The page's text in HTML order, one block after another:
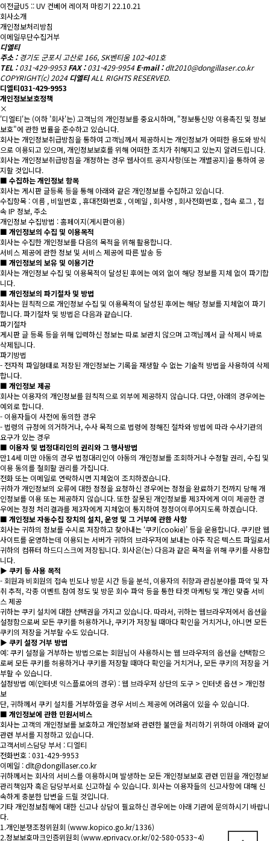
이전글U5 :: UV 컨베어 레이저 마킹기 22.10.21
회사소개
개인정보처리방침
이메일무단수집거부
디엘티
주소 : 경기도 군포시 고산로 166, SK벤티움 102-401호
TEL :031-429-9953 FAX :031-429-9954 E-mail :dlt2010@dongillaser.co.kr
COPYRIGHT(c) 2024디엘티ALL RIGHTS RESERVED.
디엘티031-429-9953
개인정보보호정책
×
'디엘티'는 (이하 '회사'는) 고객님의 개인정보를 중요시하며, "정보통신망 이용촉진 및 정보
보호"에 관한 법률을 준수하고 있습니다.
회사는 개인정보취급방침을 통하여 고객님께서 제공하시는 개인정보가 어떠한 용도와 방식
으로 이용되고 있으며, 개인정보보호를 위해 어떠한 조치가 취해지고 있는지 알려드립니다.
회사는 개인정보취급방침을 개정하는 경우 웹사이트 공지사항(또는 개별공지)을 통하여 공
지할 것입니다.
■ 수집하는 개인정보 항목
회사는 게시판 글등록 등을 통해 아래와 같은 개인정보를 수집하고 있습니다.
수집항목 : 이름 , 비밀번호 , 휴대전화번호 , 이메일 , 회사명 , 회사전화번호 , 접속 로그 , 접
속 IP 정보, 주소
개인정보 수집방법 : 홈페이지(게시판이용)
■ 개인정보의 수집 및 이용목적
회사는 수집한 개인정보를 다음의 목적을 위해 활용합니다.
서비스 제공에 관한 정보 및 서비스 제공에 따른 발송 등
■ 개인정보의 보유 및 이용기간
회사는 개인정보 수집 및 이용목적이 달성된 후에는 예외 없이 해당 정보를 지체 없이 파기합
니다.
■ 개인정보의 파기절차 및 방법
회사는 원칙적으로 개인정보 수집 및 이용목적이 달성된 후에는 해당 정보를 지체없이 파기
합니다. 파기절차 및 방법은 다음과 같습니다.
파기절차
게시판 글 등록 등을 위해 입력하신 정보는 따로 보관치 않으며 고객님께서 글 삭제시 바로
삭제됩니다.
파기방법
- 전자적 파일형태로 저장된 개인정보는 기록을 재생할 수 없는 기술적 방법을 사용하여 삭제
합니다.
■ 개인정보 제공
회사는 이용자의 개인정보를 원칙적으로 외부에 제공하지 않습니다. 다만, 아래의 경우에는
예외로 합니다.
- 이용자들이 사전에 동의한 경우
- 법령의 규정에 의거하거나, 수사 목적으로 법령에 정해진 절차와 방법에 따라 수사기관의
요구가 있는 경우
■ 이용자 및 법정대리인의 권리와 그 행사방법
만14세 미만 아동의 경우 법정대리인이 아동의 개인정보를 조회하거나 수정할 권리, 수집 및
이용 동의를 철회할 권리를 가집니다.
전화 또는 이메일로 연락하시면 지체없이 조치하겠습니다.
귀하가 개인정보의 오류에 대한 정정을 요청하신 경우에는 정정을 완료하기 전까지 당해 개
인정보를 이용 또는 제공하지 않습니다. 또한 잘못된 개인정보를 제3자에게 이미 제공한 경
우에는 정정 처리결과를 제3자에게 지체없이 통지하여 정정이이루어지도록 하겠습니다.
■ 개인정보 자동수집 장치의 설치, 운영 및 그 거부에 관한 사항
회사는 귀하의 정보를 수시로 저장하고 찾아내는 ‘쿠키(cookie)’ 등을 운용합니다. 쿠키란 웹
사이트를 운영하는데 이용되는 서버가 귀하의 브라우저에 보내는 아주 작은 텍스트 파일로서
귀하의 컴퓨터 하드디스크에 저장됩니다. 회사은(는) 다음과 같은 목적을 위해 쿠키를 사용합
니다.
▶ 쿠키 등 사용 목적
- 회원과 비회원의 접속 빈도나 방문 시간 등을 분석, 이용자의 취향과 관심분야를 파악 및 자
취 추적, 각종 이벤트 참여 정도 및 방문 회수 파악 등을 통한 타겟 마케팅 및 개인 맞춤 서비
스 제공
귀하는 쿠키 설치에 대한 선택권을 가지고 있습니다. 따라서, 귀하는 웹브라우저에서 옵션을
설정함으로써 모든 쿠키를 허용하거나, 쿠키가 저장될 때마다 확인을 거치거나, 아니면 모든
쿠키의 저장을 거부할 수도 있습니다.
▶ 쿠키 설정 거부 방법
예: 쿠키 설정을 거부하는 방법으로는 회원님이 사용하시는 웹 브라우저의 옵션을 선택함으
로써 모든 쿠키를 허용하거나 쿠키를 저장할 때마다 확인을 거치거나, 모든 쿠키의 저장을 거
부할 수 있습니다.
설정방법 예(인터넷 익스플로어의 경우) : 웹 브라우저 상단의 도구 > 인터넷 옵션 > 개인정
보
단, 귀하께서 쿠키 설치를 거부하였을 경우 서비스 제공에 어려움이 있을 수 있습니다.
■ 개인정보에 관한 민원서비스
회사는 고객의 개인정보를 보호하고 개인정보와 관련한 불만을 처리하기 위하여 아래와 같이
관련 부서를 지정하고 있습니다.
고객서비스담당 부서 : 디엘티
전화번호 : 031-429-9953
이메일 : dlt@dongillaser.co.kr
귀하께서는 회사의 서비스를 이용하시며 발생하는 모든 개인정보보호 관련 민원을 개인정보
관리책임자 혹은 담당부서로 신고하실 수 있습니다. 회사는 이용자들의 신고사항에 대해 신
속하게 충분한 답변을 드릴 것입니다.
기타 개인정보침해에 대한 신고나 상담이 필요하신 경우에는 아래 기관에 문의하시기 바랍니
다.
1.개인분쟁조정위원회 (www.kopico.go.kr/1336)
2.정보보호마크인증위원회 (www.eprivacy.or.kr/02-580-0533~4)